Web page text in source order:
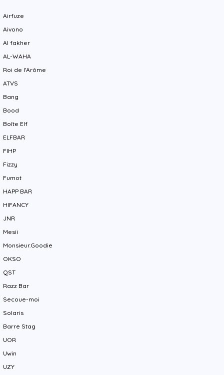
Airfuze
Aivono
Al fakher
AL-WAHA
Roi de l'Arôme
ATVS
Bang
Bood
Boîte Elf
ELFBAR
FIHP
Fizzy
Fumot
HAPP BAR
HIFANCY
JNR
Mesii
Monsieur.Goodie
OKSO
QST
Razz Bar
Secoue-moi
Solaris
Barre Stag
UOR
Uwin
UZY